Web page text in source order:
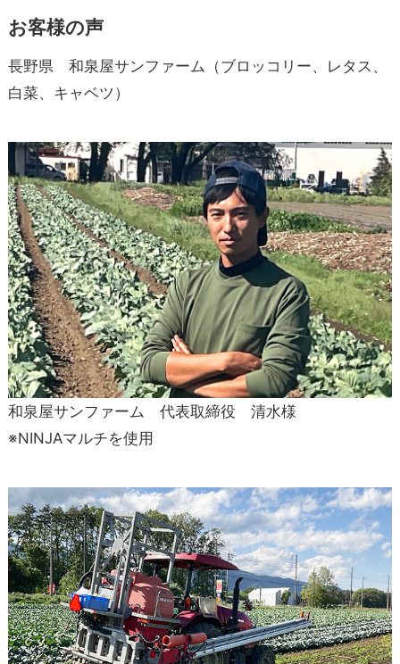
お客様の声
長野県 和泉屋サンファーム（ブロッコリー、レタス、
白菜、キャベツ）
和泉屋サンファーム 代表取締役 清水様
※NINJAマルチを使用